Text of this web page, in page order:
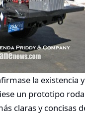
la existencia
un prototipo
claras y concisas